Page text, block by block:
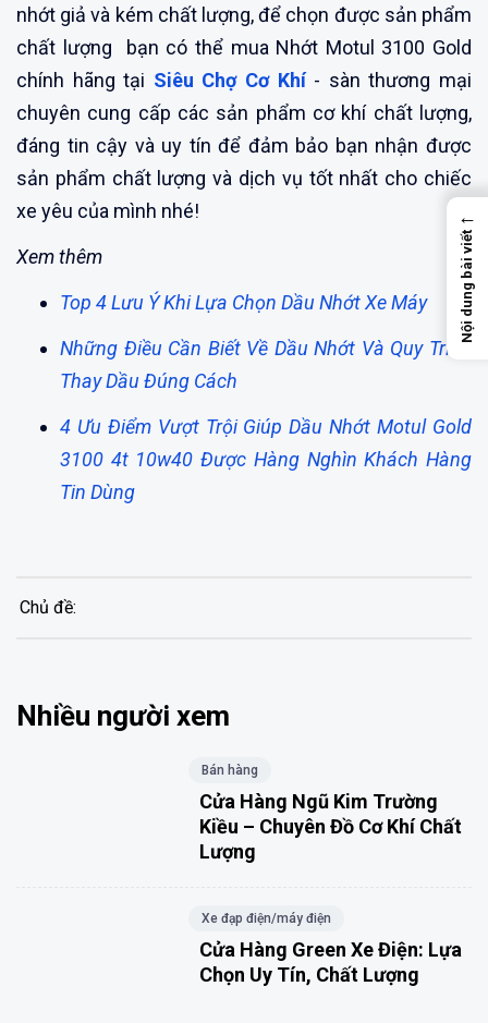
nhớt giả và kém chất lượng, để chọn được sản phẩm
chất lượng bạn có thể mua Nhớt Motul 3100 Gold
chính hãng tại Siêu Chợ Cơ Khí- sàn thương mại
chuyên cung cấp các sản phẩm cơ khí chất lượng,
đáng tin cậy và uy tín để đảm bảo bạn nhận được
sản phẩm chất lượng và dịch vụ tốt nhất cho chiếc
xe yêu của mình nhé!
Xem thêm
Top 4 Lưu Ý Khi Lựa Chọn Dầu Nhớt Xe Máy
Những Điều Cần Biết Về Dầu Nhớt Và Quy Trình
Thay Dầu Đúng Cách
4 Ưu Điểm Vượt Trội Giúp Dầu Nhớt Motul Gold
3100 4t 10w40 Được Hàng Nghìn Khách Hàng
Tin Dùng
Chủ đề:
Nhiều người xem
Bán hàng
Cửa Hàng Ngũ Kim Trường
Kiều – Chuyên Đồ Cơ Khí Chất
Lượng
Xe đạp điện/máy điện
Cửa Hàng Green Xe Điện: Lựa
Chọn Uy Tín, Chất Lượng
←
Nội dung bài viết